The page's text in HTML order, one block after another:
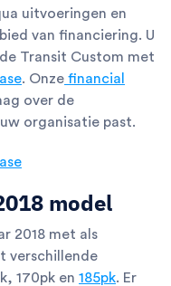
uitvoeringen en
van financiering. U
Transit Custom met
. Onze financial
over de
organisatie past.
model
2018 met als
verschillende
170pk en 185pk. Er